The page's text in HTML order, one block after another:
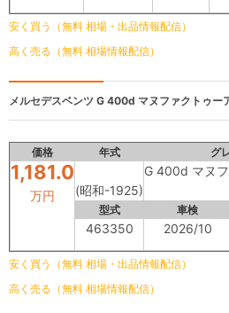
安く買う（無料 相場・出品情報配信）
高く売る（無料 相場情報配信）
メルセデスベンツ G 400d マヌファクトゥー
価格 年式 グ
1,181.0
万円 (昭和-1925)
G 400d マヌ
型式 車検
463350 2026/10
安く買う（無料 相場・出品情報配信）
高く売る（無料 相場情報配信）